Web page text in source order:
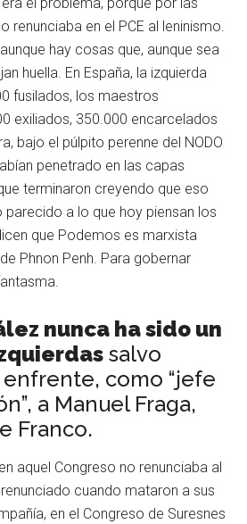
renunciaba en el PCE al leninismo.
hay cosas que, aunque sea
huella. En España, la izquierda
fusilados, los maestros
exiliados, 350.000 encarcelados
bajo el púlpito perenne del NODO
penetrado en las capas
terminaron creyendo que eso
a lo que hoy piensan los
que Podemos es marxista
Phnon Penh. Para gobernar
nunca ha sido un
salvo
como “jefe
a Manuel Fraga,
Franco.
aquel Congreso no renunciaba al
cuando mataron a sus
en el Congreso de Suresnes